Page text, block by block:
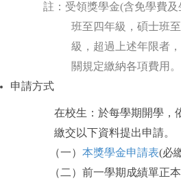
註：受領獎學金(含免學費
班至四年級，碩士班
級，超過上述年限者
關規定繳納各項費用。
申請方式
在校生：於每學期開學，
繳交以下資料提出申請。
（一） 本獎學金申請表(必
（二）前一學期成績單正